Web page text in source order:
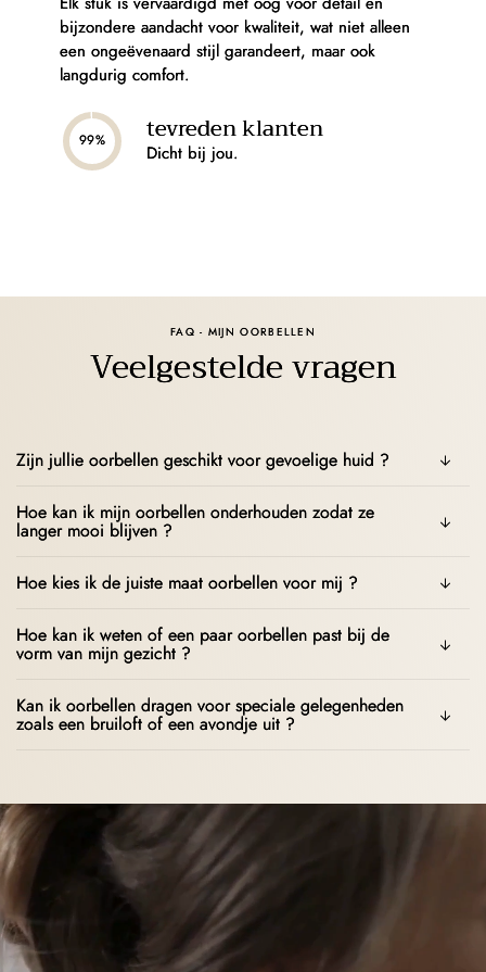
bijzondere aandacht voor kwaliteit, wat niet alleen
een ongeëvenaard stijl garandeert, maar ook
langdurig comfort.
99% tevreden klanten
Dicht bij jou.
FAQ - MIJN OORBELLEN
Veelgestelde vragen
Zijn jullie oorbellen geschikt voor gevoelige huid ?
Hoe kan ik mijn oorbellen onderhouden zodat ze
langer mooi blijven ?
Hoe kies ik de juiste maat oorbellen voor mij ?
Hoe kan ik weten of een paar oorbellen past bij de
vorm van mijn gezicht ?
Kan ik oorbellen dragen voor speciale gelegenheden
zoals een bruiloft of een avondje uit ?